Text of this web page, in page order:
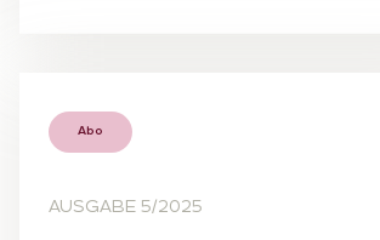
Abo
AUSGABE 5/2025